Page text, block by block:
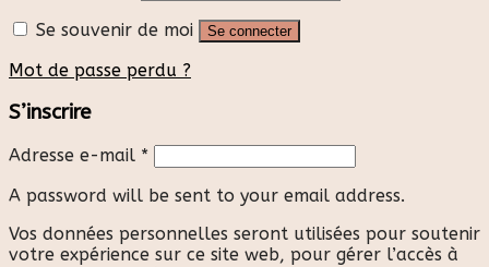
Se souvenir de moi
Se connecter
Mot de passe perdu ?
S’inscrire
Adresse e-mail *
A password will be sent to your email address.
Vos données personnelles seront utilisées pour soutenir
votre expérience sur ce site web, pour gérer l’accès à